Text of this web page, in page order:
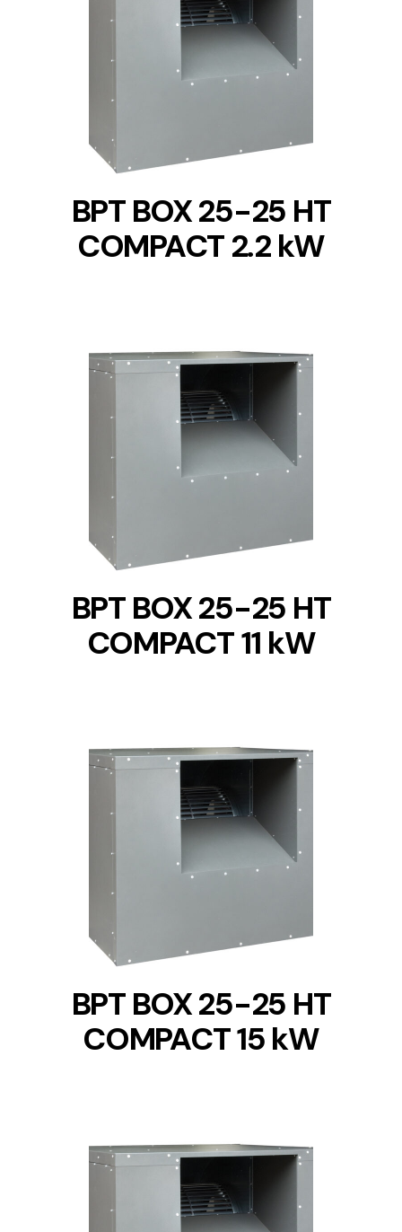
DETAILS
BPT BOX 25-25 HT
COMPACT 2.2 kW
DETAILS
BPT BOX 25-25 HT
COMPACT 11 kW
DETAILS
BPT BOX 25-25 HT
COMPACT 15 kW